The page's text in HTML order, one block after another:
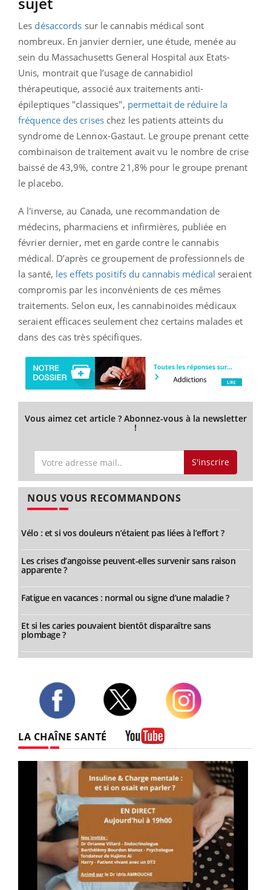
Les désaccords sur le cannabis médical sont
nombreux. En janvier dernier, une étude, menée au
sein du Massachusetts General Hospital aux Etats-
Unis, montrait que l’usage de cannabidiol
thérapeutique, associé aux traitements anti-
épileptiques "classiques", permettait de réduire la
fréquence des crises chez les patients atteints du
syndrome de Lennox-Gastaut. Le groupe prenant cette
combinaison de traitement avait vu le nombre de crise
baissé de 43,9%, contre 21,8% pour le groupe prenant
le placebo.
A l'inverse, au Canada, une recommandation de
médecins, pharmaciens et infirmières, publiée en
février dernier, met en garde contre le cannabis
médical. D’après ce groupement de professionnels de
la santé, les effets positifs du cannabis médical seraient
compromis par les inconvénients de ces mêmes
traitements. Selon eux, les cannabinoïdes médicaux
seraient efficaces seulement chez certains malades et
dans des cas très spécifiques.
Vous aimez cet article ? Abonnez-vous à la newsletter
!
S'inscrire
NOUS VOUS RECOMMANDONS
Vélo : et si vos douleurs n’étaient pas liées à l’effort ?
Les crises d’angoisse peuvent-elles survenir sans raison
apparente ?
Fatigue en vacances : normal ou signe d’une maladie ?
Et si les caries pouvaient bientôt disparaître sans
plombage ?
LA CHAÎNE SANTÉ